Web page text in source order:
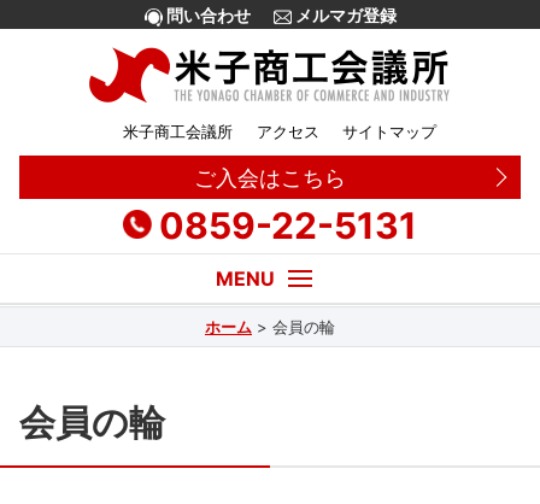
問い合わせ メルマガ登録
米子商工会議所 アクセス サイトマップ
ご入会はこちら
0859-22-5131
補助金
ホーム > 会員の輪
会員の輪